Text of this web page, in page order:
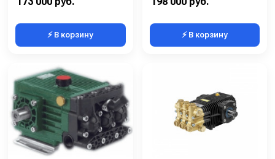
⚡ В корзину ⚡ В корзину